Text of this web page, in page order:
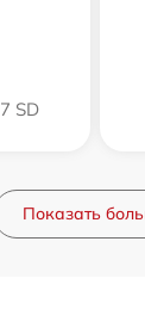
SD
Показать